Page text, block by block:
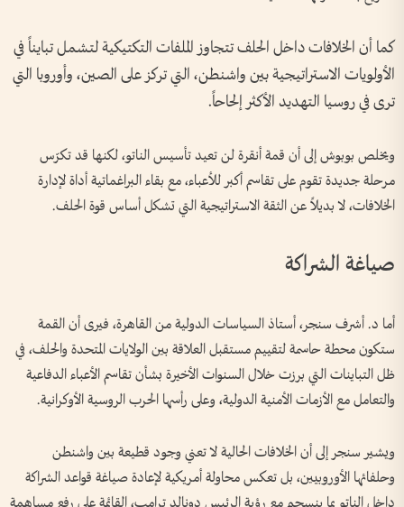
كما أن الخلافات داخل الحلف تتجاوز الملفات التكتيكية لتشمل تبايناً في
الأولويات الاستراتيجية بين واشنطن، التي تركز على الصين، وأوروبا التي
ترى في روسيا التهديد الأكثر إلحاحاً.
ويخلص بوبوش إلى أن قمة أنقرة لن تعيد تأسيس الناتو، لكنها قد تكرّس
مرحلة جديدة تقوم على تقاسم أكبر للأعباء، مع بقاء البراغماتية أداة لإدارة
الخلافات، لا بديلاً عن الثقة الاستراتيجية التي تشكل أساس قوة الحلف.
صياغة الشراكة
أما د. أشرف سنجر، أستاذ السياسات الدولية من القاهرة، فيرى أن القمة
ستكون محطة حاسمة لتقييم مستقبل العلاقة بين الولايات المتحدة والحلف، في
ظل التباينات التي برزت خلال السنوات الأخيرة بشأن تقاسم الأعباء الدفاعية
والتعامل مع الأزمات الأمنية الدولية، وعلى رأسها الحرب الروسية الأوكرانية.
ويشير سنجر إلى أن الخلافات الحالية لا تعني وجود قطيعة بين واشنطن
وحلفائها الأوروبيين، بل تعكس محاولة أمريكية لإعادة صياغة قواعد الشراكة